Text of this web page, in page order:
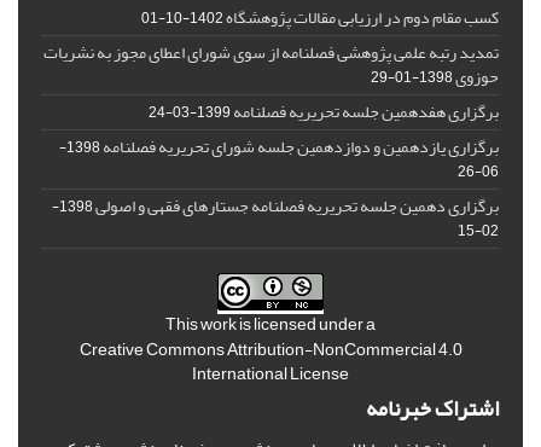
کسب مقام دوم در ارزیابی مقالات پژوهشگاه1402-10-01
تمدید رتبه علمی پژوهشی فصلنامه از سوی شورای اعطای مجوز به نشریات
حوزوی1398-01-29
برگزاری هفدهمین جلسه تحریریه فصلنامه1399-03-24
برگزاری یازدهمین و دوازدهمین جلسه شورای تحریریه فصلنامه
1398-
06-26
برگزاری دهمین جلسه تحریریه فصلنامه جستارهای فقهی و اصولی
1398-
02-15
This work is licensed under a
Creative Commons Attribution-NonCommercial 4.0
International License
اشتراک خبرنامه